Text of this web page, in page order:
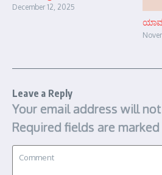
December 12, 2025
Leave a Reply
Your email address will
Required fields are marked